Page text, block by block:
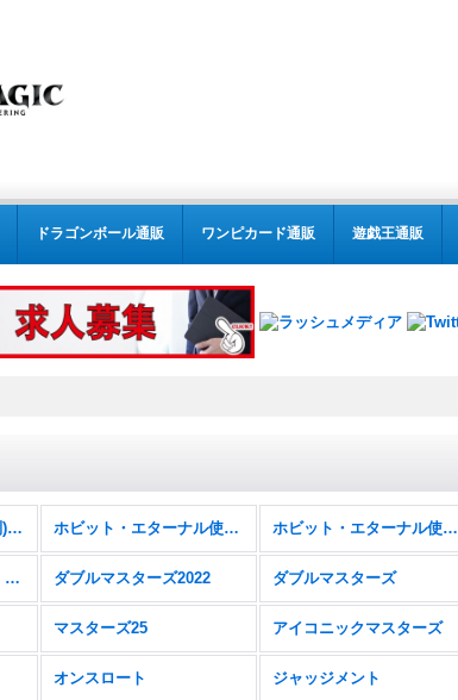
ドラゴンボール通販 ワンピカード通販 遊戯王通販
MTG:レガシー(パック別) (全商品) ホビット・エターナル使用可能カード ホビット・エターナル使用可能カード FOIL
ファウンデーションズ・ジャンプスタート ダブルマスターズ2022 ダブルマスターズ
マスターズ25 アイコニックマスターズ
オンスロート ジャッジメント